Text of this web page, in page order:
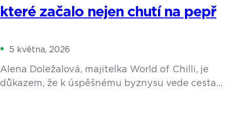
které začalo nejen chutí na pepř
5 května, 2026
Alena Doležalová, majitelka World of Chilli, je
důkazem, že k úspěšnému byznysu vede cesta